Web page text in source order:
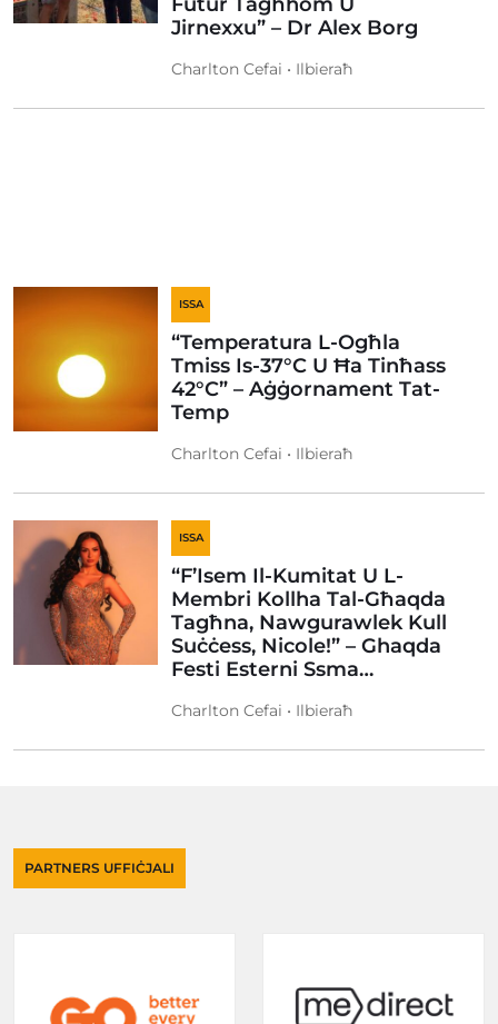
Jirnexxu” – Dr Alex Borg
Charlton Cefai • Ilbieraħ
ISSA
“Temperatura L-Ogħla
Tmiss Is-37°C U Ħa Tinħass
42°C” – Aġġornament Tat-
Temp
Charlton Cefai • Ilbieraħ
ISSA
“F’Isem Il-Kumitat U L-
Membri Kollha Tal-Għaqda
Tagħna, Nawgurawlek Kull
Suċċess, Nicole!” – Ghaqda
Festi Esterni Ssma…
Charlton Cefai • Ilbieraħ
PARTNERS UFFIĊJALI